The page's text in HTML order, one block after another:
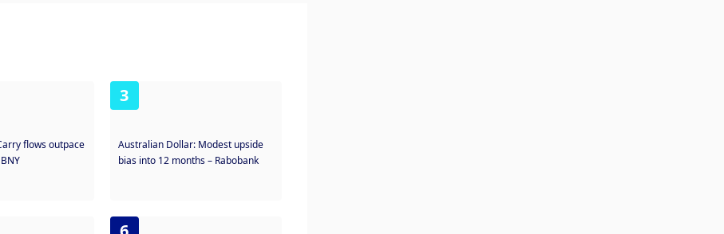
flows outpace
3
Australian Dollar: Modest upside
bias into 12 months – Rabobank